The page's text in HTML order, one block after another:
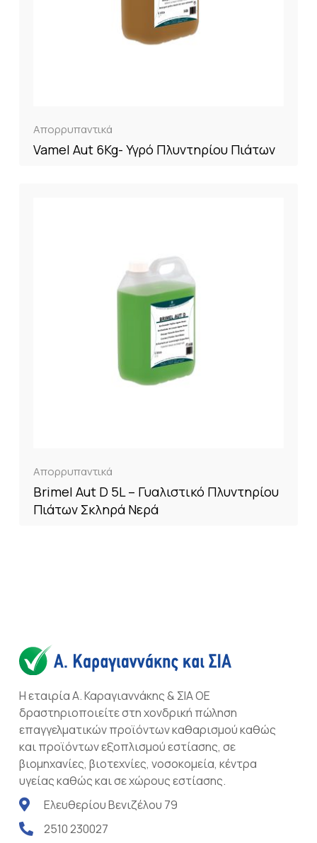
Απορρυπαντικά
Vamel Aut 6Kg- Υγρό Πλυντηρίου Πιάτων
Απορρυπαντικά
Brimel Aut D 5L – Γυαλιστικό Πλυντηρίου
Πιάτων Σκληρά Νερά
Η εταιρία Α. Καραγιαννάκης & ΣΙΑ ΟΕ
δραστηριοποιείτε στη χονδρική πώληση
επαγγελματικών προϊόντων καθαρισμού καθώς
και προϊόντων εξοπλισμού εστίασης, σε
βιομηχανίες, βιοτεχνίες, νοσοκομεία, κέντρα
υγείας καθώς και σε χώρους εστίασης.
Ελευθερίου Βενιζέλου 79
2510 230027